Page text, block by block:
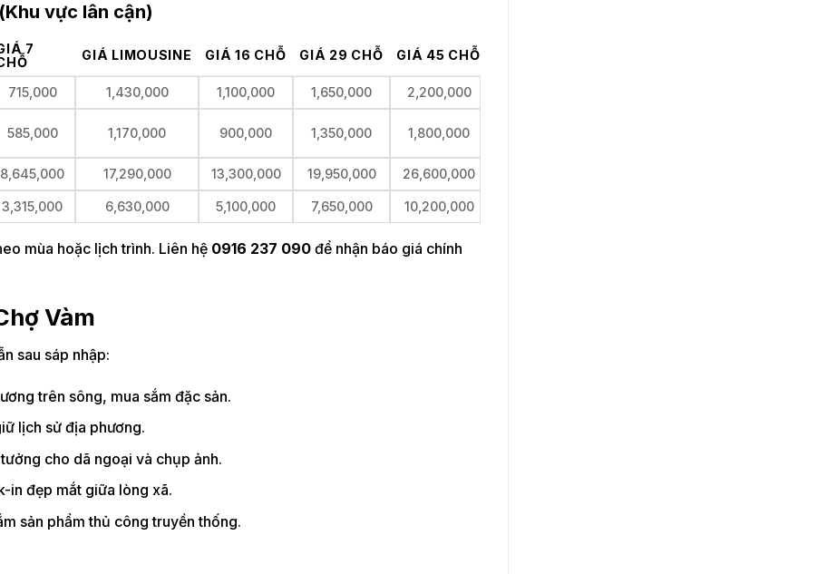
vực lân cận)
7
GIÁ LIMOUSINE GIÁ 16 CHỖ GIÁ 29 CHỖ GIÁ 45 CHỖ
715,000 1,430,000 1,100,000 1,650,000 2,200,000
585,000 1,170,000 900,000 1,350,000 1,800,000
8,645,000 17,290,000 13,300,000 19,950,000 26,600,000
3,315,000 6,630,000 5,100,000 7,650,000 10,200,000
mùa hoặc lịch trình. Liên hệ 0916 237 090 để nhận báo giá chính
Vàm
sau sáp nhập:
trên sông, mua sắm đặc sản.
lịch sử địa phương.
cho dã ngoại và chụp ảnh.
in đẹp mắt giữa lòng xã.
sản phẩm thủ công truyền thống.